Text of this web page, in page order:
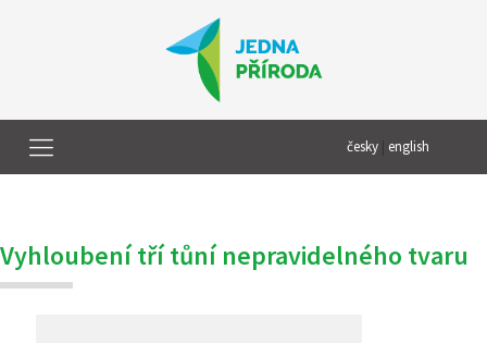
česky english
Vyhloubení tří tůní nepravidelného tvaru